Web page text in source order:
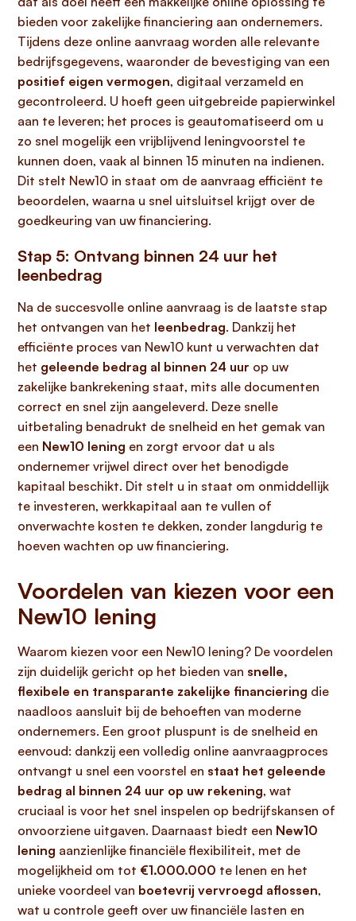
bieden voor zakelijke financiering aan ondernemers.
Tijdens deze online aanvraag worden alle relevante
bedrijfsgegevens, waaronder de bevestiging van een
positief eigen vermogen, digitaal verzameld en
gecontroleerd. U hoeft geen uitgebreide papierwinkel
aan te leveren; het proces is geautomatiseerd om u
zo snel mogelijk een vrijblijvend leningvoorstel te
kunnen doen, vaak al binnen 15 minuten na indienen.
Dit stelt New10 in staat om de aanvraag efficiënt te
beoordelen, waarna u snel uitsluitsel krijgt over de
goedkeuring van uw financiering.
Stap 5: Ontvang binnen 24 uur het
leenbedrag
Na de succesvolle online aanvraag is de laatste stap
het ontvangen van het leenbedrag. Dankzij het
efficiënte proces van New10 kunt u verwachten dat
het geleende bedrag al binnen 24 uur op uw
zakelijke bankrekening staat, mits alle documenten
correct en snel zijn aangeleverd. Deze snelle
uitbetaling benadrukt de snelheid en het gemak van
een New10 lening en zorgt ervoor dat u als
ondernemer vrijwel direct over het benodigde
kapitaal beschikt. Dit stelt u in staat om onmiddellijk
te investeren, werkkapitaal aan te vullen of
onverwachte kosten te dekken, zonder langdurig te
hoeven wachten op uw financiering.
Voordelen van kiezen voor een
New10 lening
Waarom kiezen voor een New10 lening? De voordelen
zijn duidelijk gericht op het bieden van snelle,
flexibele en transparante zakelijke financiering die
naadloos aansluit bij de behoeften van moderne
ondernemers. Een groot pluspunt is de snelheid en
eenvoud: dankzij een volledig online aanvraagproces
ontvangt u snel een voorstel en staat het geleende
bedrag al binnen 24 uur op uw rekening, wat
cruciaal is voor het snel inspelen op bedrijfskansen of
onvoorziene uitgaven. Daarnaast biedt een New10
lening aanzienlijke financiële flexibiliteit, met de
mogelijkheid om tot €1.000.000 te lenen en het
unieke voordeel van boetevrij vervroegd aflossen,
wat u controle geeft over uw financiële lasten en